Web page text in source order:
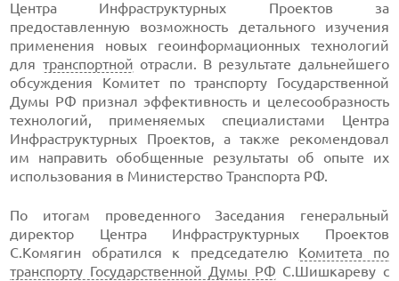
Центра Инфраструктурных Проектов за
предоставленную возможность детального изучения
применения новых геоинформационных технологий
для транспортной отрасли. В результате дальнейшего
обсуждения Комитет по транспорту Государственной
Думы РФ признал эффективность и целесообразность
технологий, применяемых специалистами Центра
Инфраструктурных Проектов, а также рекомендовал
им направить обобщенные результаты об опыте их
использования в Министерство Транспорта РФ.
По итогам проведенного Заседания генеральный
директор Центра Инфраструктурных Проектов
С.Комягин обратился к председателю Комитета по
транспорту Государственной Думы РФ С.Шишкареву с